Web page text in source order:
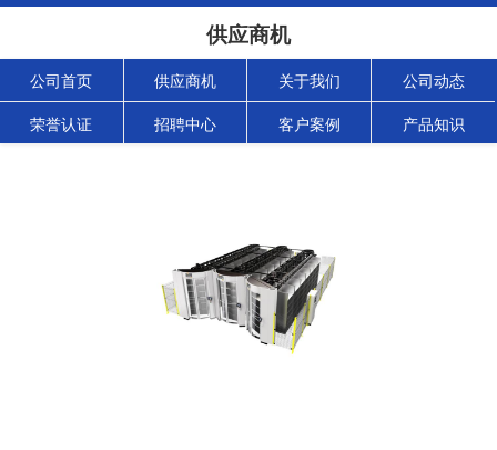
供应商机
公司首页 供应商机 关于我们 公司动态
荣誉认证 招聘中心 客户案例 产品知识